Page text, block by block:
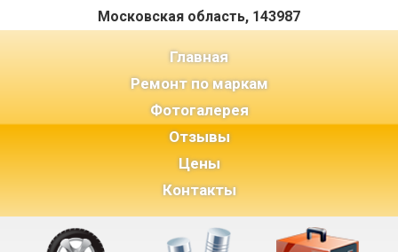
Московская область, 143987
Главная(current)
Ремонт по маркам
Фотогалерея
Отзывы
Цены
Контакты